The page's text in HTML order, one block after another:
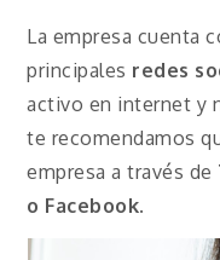
La empresa cuenta
principales redes
activo en internet y
te recomendamos
empresa a través de
o Facebook.